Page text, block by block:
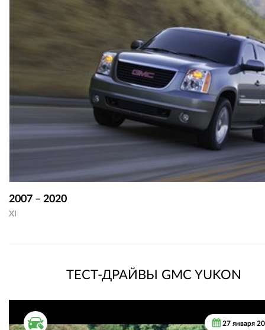
2007 – 2020
XI
ТЕСТ-ДРАЙВЫ GMC YUKON
ВТОРИЧНЫЙ РЫНОК 27 января